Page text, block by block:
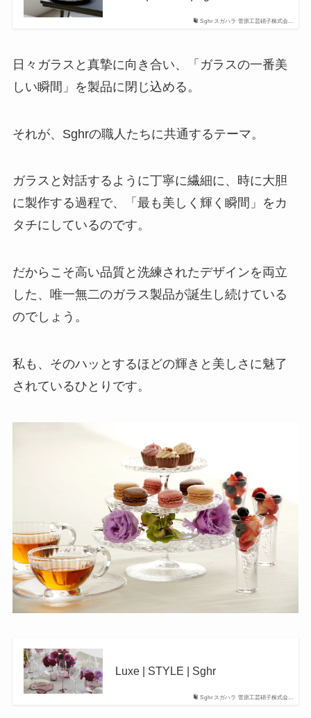
Sghr スガハラ 菅原工芸硝子株式会...
日々ガラスと真摯に向き合い、「ガラスの一番美
しい瞬間」を製品に閉じ込める。
それが、Sghrの職人たちに共通するテーマ。
ガラスと対話するように丁寧に繊細に、時に大胆
に製作する過程で、「最も美しく輝く瞬間」をカ
タチにしているのです。
だからこそ高い品質と洗練されたデザインを両立
した、唯一無二のガラス製品が誕生し続けている
のでしょう。
私も、そのハッとするほどの輝きと美しさに魅了
されているひとりです。
Sghr スガハラ 菅原工芸硝子株式会...
Luxe | STYLE | Sghr